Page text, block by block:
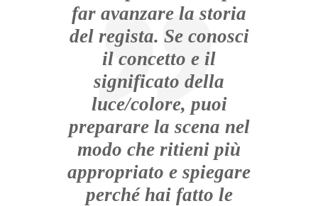
far avanzare la storia
del regista. Se conosci
il concetto e il
significato della
luce/colore, puoi
preparare la scena nel
modo che ritieni più
appropriato e spiegare
perché hai fatto le